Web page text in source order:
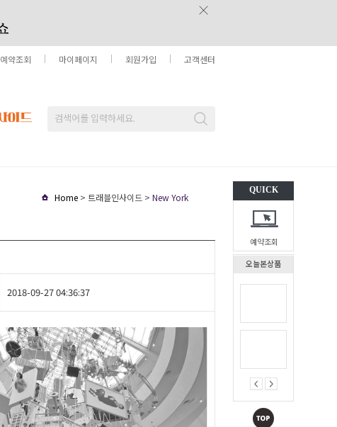
QUICK
예약조회
오늘본상품
예약조회 마이페이지 회원가입 고객센터
Home > 트래블인사이드 > New York
2018-09-27 04:36:37